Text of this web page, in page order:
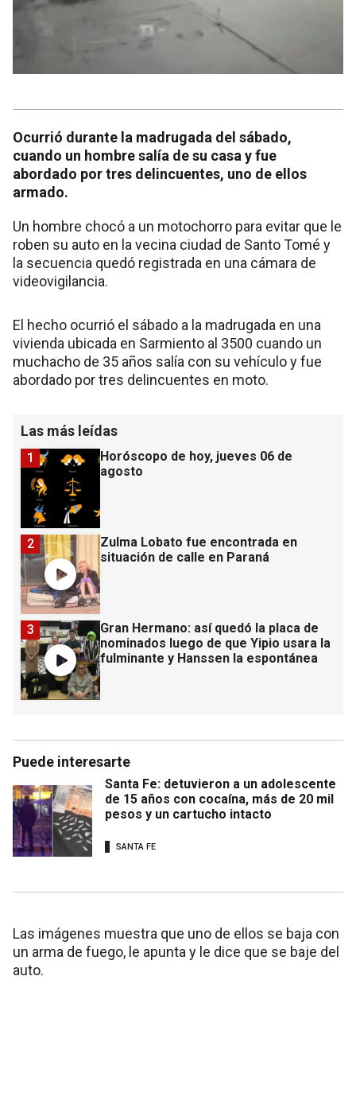
Ocurrió durante la madrugada del sábado,
cuando un hombre salía de su casa y fue
abordado por tres delincuentes, uno de ellos
armado.
Un hombre chocó a un motochorro para evitar que le
roben su auto en la vecina ciudad de Santo Tomé y
la secuencia quedó registrada en una cámara de
videovigilancia.
El hecho ocurrió el sábado a la madrugada en una
vivienda ubicada en Sarmiento al 3500 cuando un
muchacho de 35 años salía con su vehículo y fue
abordado por tres delincuentes en moto.
Las más leídas
Horóscopo de hoy, jueves 06 de
agosto
1
Zulma Lobato fue encontrada en
situación de calle en Paraná
2
Gran Hermano: así quedó la placa de
nominados luego de que Yipio usara la
fulminante y Hanssen la espontánea
3
Puede interesarte
Santa Fe: detuvieron a un adolescente
de 15 años con cocaína, más de 20 mil
pesos y un cartucho intacto
SANTA FE
Las imágenes muestra que uno de ellos se baja con
un arma de fuego, le apunta y le dice que se baje del
auto.